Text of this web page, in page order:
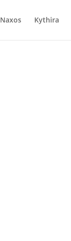
Naxos Kythira